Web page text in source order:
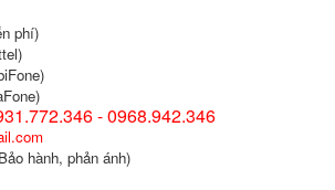
phí)
- 0968.942.346
hành, phản ánh)